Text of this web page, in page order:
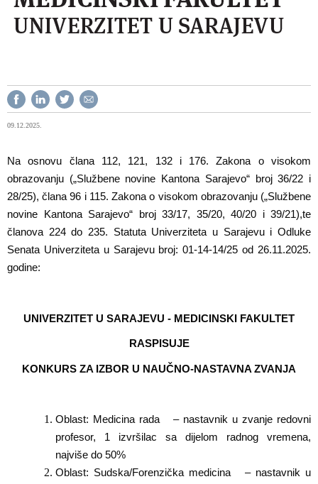
09.12.2025.
Na osnovu člana 112, 121, 132 i 176.Zakona o visokom
obrazovanju („Službene novine Kantona Sarajevo“broj36/22 i
28/25), člana 96 i 115.Zakona o visokom obrazovanju („Službene
novine Kantona Sarajevo“ broj 33/17, 35/20, 40/20 i 39/21),te
članova 224 do 235. Statuta Univerziteta u SarajevuiOdluke
Senata Univerziteta u Sarajevu broj: 01-14-14/25 od 26.11.2025.
godine:
UNIVERZITET U SARAJEVU - MEDICINSKI FAKULTET
RASPISUJE
KONKURS ZA IZBOR U NAUČNO-NASTAVNA ZVANJA
Oblast: Medicina rada– nastavnik u zvanje redovni
profesor, 1 izvršilac sa dijelom radnog vremena,
najviše do 50%
Oblast: Sudska/Forenzička medicina– nastavnik u